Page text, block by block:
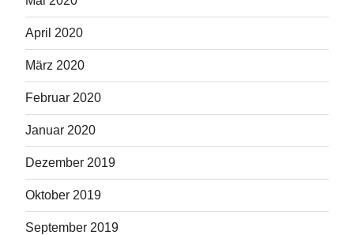
April 2020
März 2020
Februar 2020
Januar 2020
Dezember 2019
Oktober 2019
September 2019